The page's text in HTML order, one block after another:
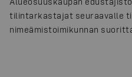
tilintarkastajat seuraavalle
nimeämistoimikunnan